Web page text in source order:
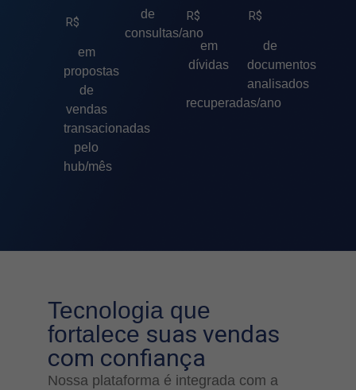
R$
em
propostas
de
vendas
transacionadas
pelo
hub/mês
de
consultas/ano
R$
em
dívidas
recuperadas/ano
R$
de
documentos
analisados
Tecnologia que
fortalece suas vendas
com confiança
Nossa plataforma é integrada com a